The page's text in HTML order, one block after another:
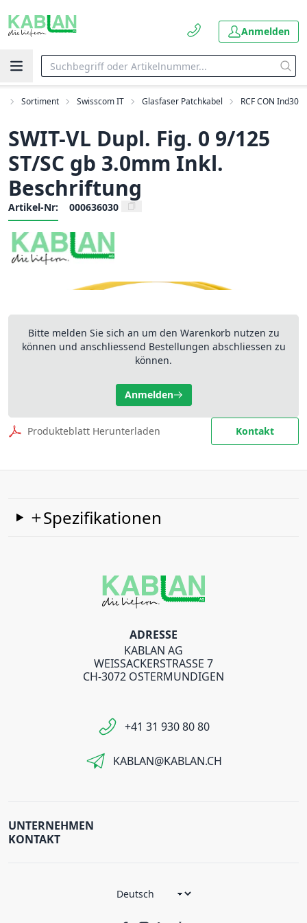
Anmelden
Sortiment Swisscom IT Glasfaser Patchkabel RCF CON Ind30
SWIT-VL Dupl. Fig. 0 9/125
ST/SC gb 3.0mm Inkl.
Beschriftung
Artikel-Nr: 000636030
Bitte melden Sie sich an um den Warenkorb nutzen zu
können und anschliessend Bestellungen abschliessen zu
können.
Anmelden
Produkteblatt Herunterladen Kontakt
Spezifikationen
ADRESSE
KABLAN AG
WEISSACKERSTRASSE 7
CH-3072 OSTERMUNDIGEN
+41 31 930 80 80
KABLAN@KABLAN.CH
UNTERNEHMEN
KONTAKT